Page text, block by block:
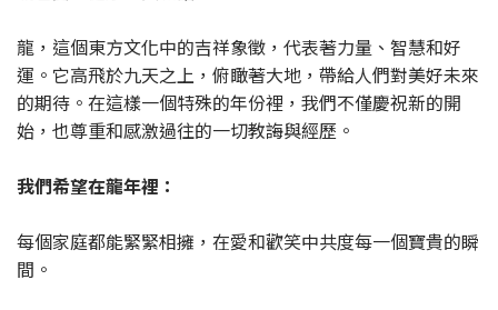
龍，這個東方文化中的吉祥象徵，代表著力量、智慧和好
運。它高飛於九天之上，俯瞰著大地，帶給人們對美好未來
的期待。在這樣一個特殊的年份裡，我們不僅慶祝新的開
始，也尊重和感激過往的一切教誨與經歷。
我們希望在龍年裡：
每個家庭都能緊緊相擁，在愛和歡笑中共度每一個寶貴的瞬
間。